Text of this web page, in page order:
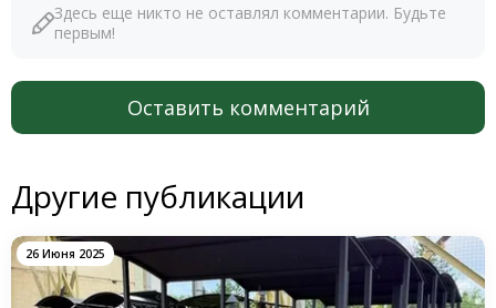
Здесь еще никто не оставлял комментарии. Будьте
первым!
Оставить комментарий
Другие публикации
26 Июня 2025